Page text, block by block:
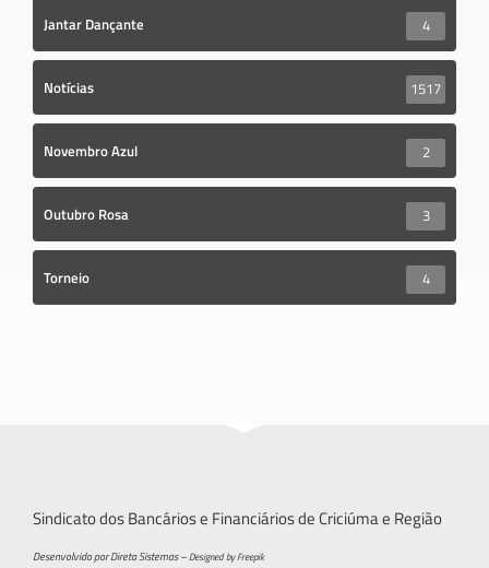
Jantar Dançante 4
Notícias 1517
Novembro Azul 2
Outubro Rosa 3
Torneio 4
Sindicato dos Bancários e Financiários de Criciúma e Região
Desenvolvido por Direta Sistemas –Designed by Freepik